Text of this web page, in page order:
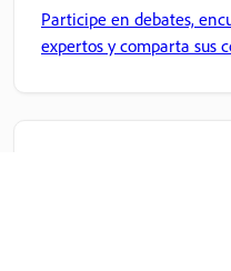
Participe en debates,
expertos y comparta sus